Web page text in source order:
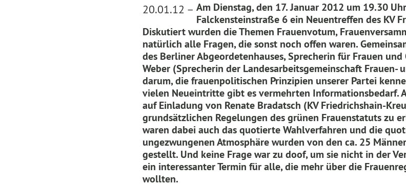
20.01.12 – Am Dienstag, den 17. Januar 2012 um 19.30
Falckensteinstraße 6 ein Neuentreffen des KV
Diskutiert wurden die Themen Frauenvotum,
natürlich alle Fragen, die sonst noch offen waren. G
des Berliner Abgeordetenhauses, Sprecherin für Frauen
Weber (Sprecherin der Landesarbeitsgemeinschaft Frauen-
darum, die frauenpolitischen Prinzipien unserer Partei
vielen Neueintritte gibt es vermehrten Informationsbedarf.
auf Einladung von Renate Bradatsch (KV Friedrichshain-
grundsätzlichen Regelungen des grünen Frauenstatuts zu
waren dabei auch das quotierte Wahlverfahren und die
ungezwungenen Atmosphäre wurden von den ca. 25
gestellt. Und keine Frage war zu doof, um sie nicht in der
ein interessanter Termin für alle, die mehr über die
wollten.